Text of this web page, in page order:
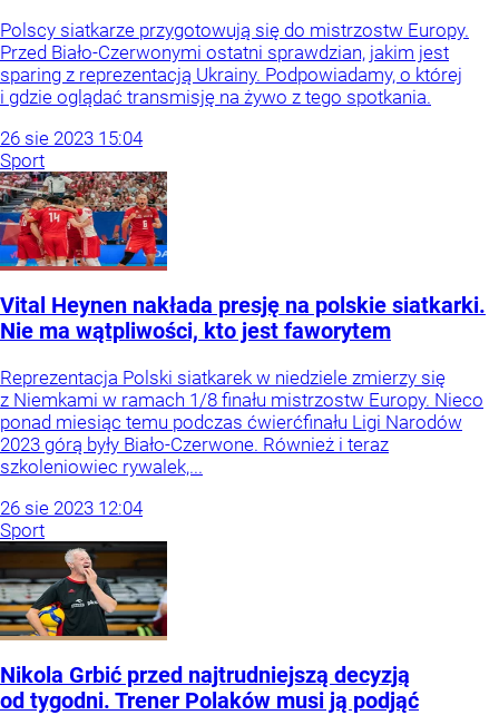
Polscy siatkarze przygotowują się do mistrzostw Europy.
Przed Biało-Czerwonymi ostatni sprawdzian, jakim jest
sparing z reprezentacją Ukrainy. Podpowiadamy, o której
i gdzie oglądać transmisję na żywo z tego spotkania.
26 sie 2023 15:04
Sport
Vital Heynen nakłada presję na polskie siatkarki.
Nie ma wątpliwości, kto jest faworytem
Reprezentacja Polski siatkarek w niedziele zmierzy się
z Niemkami w ramach 1/8 finału mistrzostw Europy. Nieco
ponad miesiąc temu podczas ćwierćfinału Ligi Narodów
2023 górą były Biało-Czerwone. Również i teraz
szkoleniowiec rywalek,...
26 sie 2023 12:04
Sport
Nikola Grbić przed najtrudniejszą decyzją
od tygodni. Trener Polaków musi ją podjąć